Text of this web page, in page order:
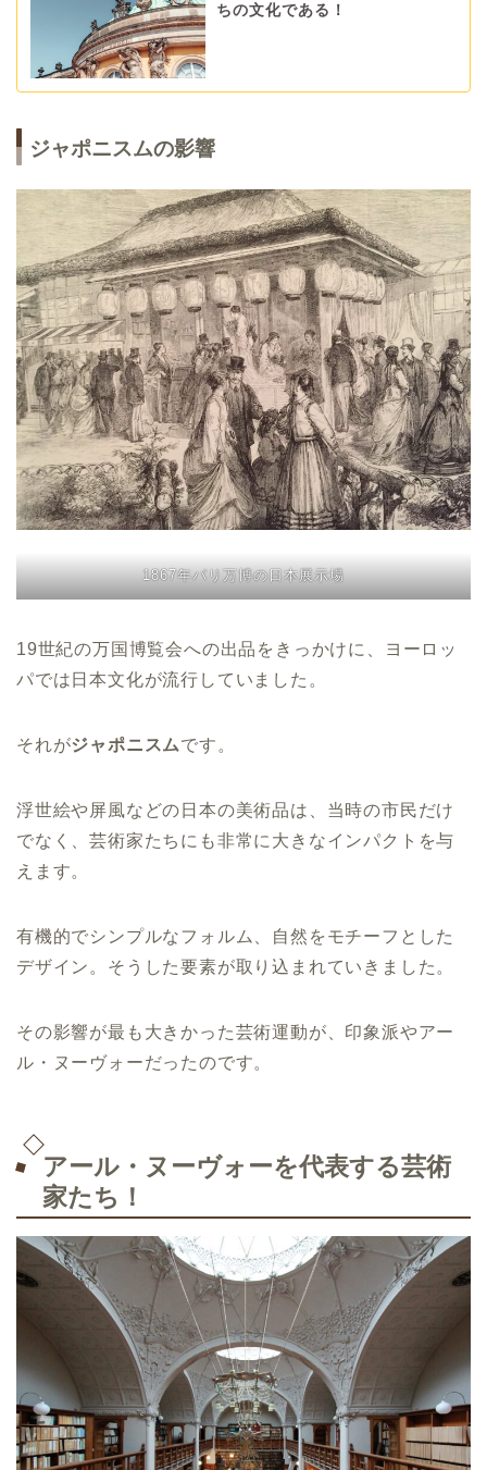
ちの文化である！
ジャポニスムの影響
1867年パリ万博の日本展示場
19世紀の万国博覧会への出品をきっかけに、ヨーロッ
パでは日本文化が流行していました。
それがジャポニスムです。
浮世絵や屏風などの日本の美術品は、当時の市民だけ
でなく、芸術家たちにも非常に大きなインパクトを与
えます。
有機的でシンプルなフォルム、自然をモチーフとした
デザイン。そうした要素が取り込まれていきました。
その影響が最も大きかった芸術運動が、印象派やアー
ル・ヌーヴォーだったのです。
アール・ヌーヴォーを代表する芸術
家たち！